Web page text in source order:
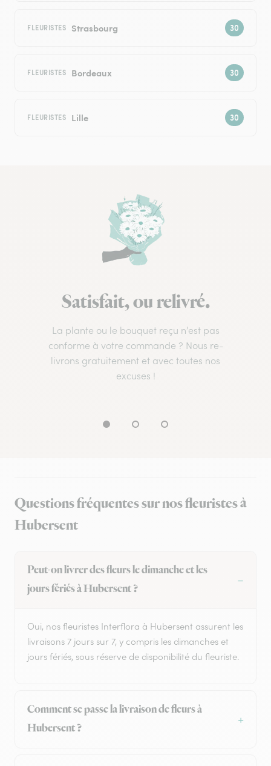
FLEURISTES Strasbourg
FLEURISTES Bordeaux
FLEURISTES Lille
Satisfait, ou relivré.
La plante ou le bouquet reçu n’est pas
conforme à votre commande ? Nous re-
livrons gratuitement et avec toutes nos
excuses !
Questions fréquentes sur nos fleuristes à
Hubersent
Peut-on livrer des fleurs le dimanche et les
jours fériés à Hubersent ?
Oui, nos fleuristes Interflora à Hubersent assurent les
livraisons 7 jours sur 7, y compris les dimanches et
jours fériés, sous réserve de disponibilité du fleuriste.
Comment se passe la livraison de fleurs à
Hubersent ?